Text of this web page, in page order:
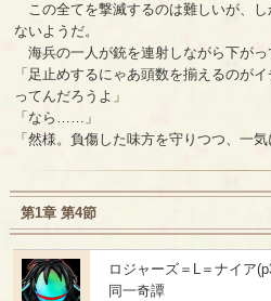
この全てを撃滅するのは難しいが、
ないようだ。
海兵の一人が銃を連射しながら下がっ
「足止めするにゃあ頭数を揃えるのが
ってんだろうよ」
「なら……」
「然様。負傷した味方を守りつつ、一
第1章 第4節
ロジャーズ＝L＝ナイア
同一奇譚